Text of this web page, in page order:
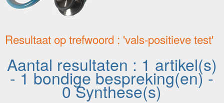
Resultaat op trefwoord : 'vals-positieve test'
Aantal resultaten : 1 artikel(s)
- 1 bondige bespreking(en) -
0 Synthese(s)